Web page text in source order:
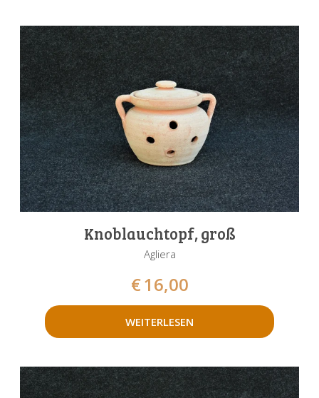
Knoblauchtopf, groß
Agliera
€16,00
WEITERLESEN